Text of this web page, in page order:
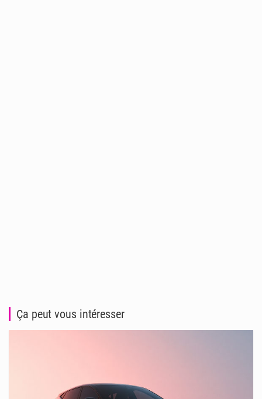
Ça peut vous intéresser